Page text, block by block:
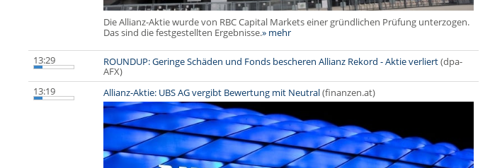
Die Allianz-Aktie wurde von RBC Capital Markets einer gründlichen Prüfung unterzogen.
Das sind die festgestellten Ergebnisse.» mehr
13:29 ROUNDUP: Geringe Schäden und Fonds bescheren Allianz Rekord - Aktie verliert(dpa-
AFX)
13:19
Allianz-Aktie: UBS AG vergibt Bewertung mit Neutral(finanzen.at)